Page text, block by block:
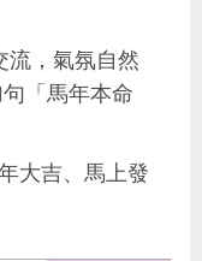
流，氣氛自然
「馬年本命
大吉、馬上發